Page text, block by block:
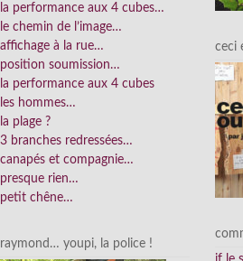
la performance aux 4 cubes…
le chemin de l’image…
affichage à la rue…
position soumission…
la performance aux 4 cubes
les hommes…
la plage ?
3 branches redressées…
canapés et compagnie…
presque rien…
petit chêne…
raymond… youpi, la police !
ceci